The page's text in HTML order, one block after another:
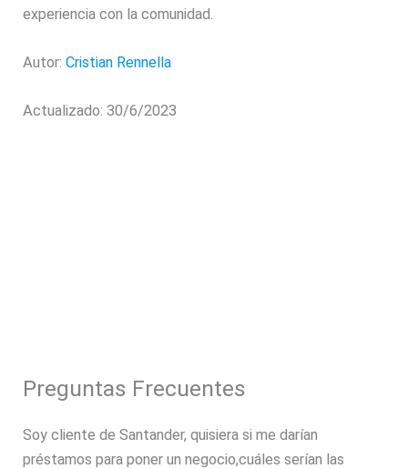
experiencia con la comunidad.
Autor:Cristian Rennella
Actualizado: 30/6/2023
Preguntas Frecuentes
Soy cliente de Santander, quisiera si me darían
préstamos para poner un negocio,cuáles serían las